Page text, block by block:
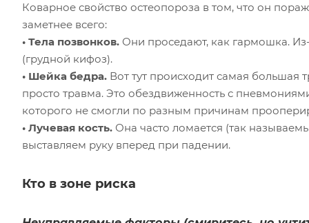
Коварное свойство остеопороза в том, что он
заметнее всего:
• Тела позвонков. Они проседают, как гармошка. Из-
(грудной кифоз).
• Шейка бедра. Вот тут происходит самая
просто травма. Это обездвиженность с
которого не смогли по разным причинам
• Лучевая кость. Она часто ломается (так
выставляем руку вперед при падении.
Кто в зоне риска